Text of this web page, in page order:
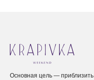
Основная цель — приблизить